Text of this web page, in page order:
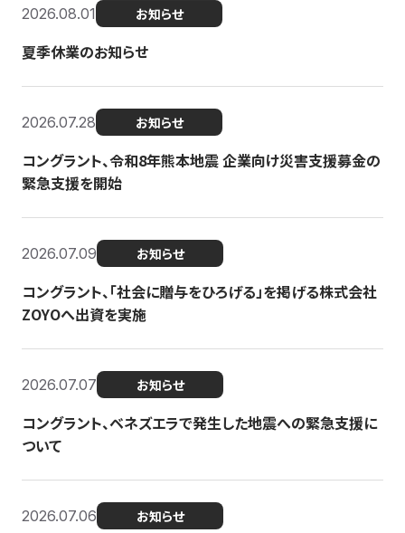
2026.08.01 お知らせ
夏季休業のお知らせ
2026.07.28 お知らせ
コングラント、令和8年熊本地震 企業向け災害支援募金の
緊急支援を開始
2026.07.09 お知らせ
コングラント、「社会に贈与をひろげる」を掲げる株式会社
ZOYOへ出資を実施
2026.07.07 お知らせ
コングラント、ベネズエラで発生した地震への緊急支援に
ついて
2026.07.06 お知らせ